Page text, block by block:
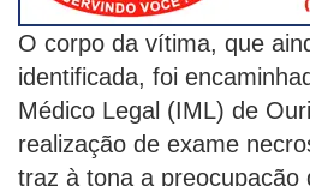
O corpo da vítima, que
identificada, foi
Médico Legal (IML) de
realização de exame
traz à tona a preocupação